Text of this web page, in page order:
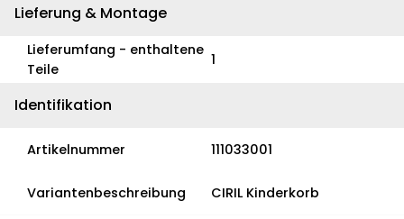
Lieferung & Montage
Lieferumfang - enthaltene
Teile
1
Identifikation
Artikelnummer 111033001
Variantenbeschreibung CIRIL Kinderkorb